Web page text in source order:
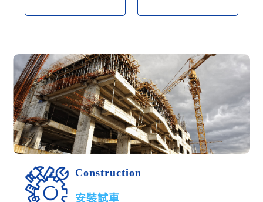
Construction
安裝試車